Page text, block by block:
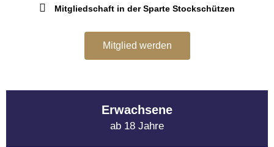
Mitgliedschaft in der Sparte Stockschützen
Mitglied werden
Erwachsene
ab 18 Jahre